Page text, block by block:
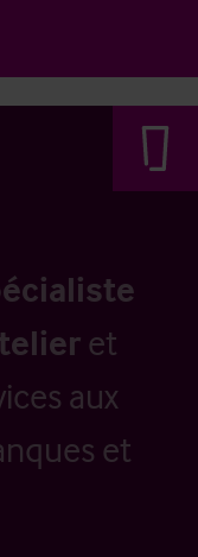
et
aux
et